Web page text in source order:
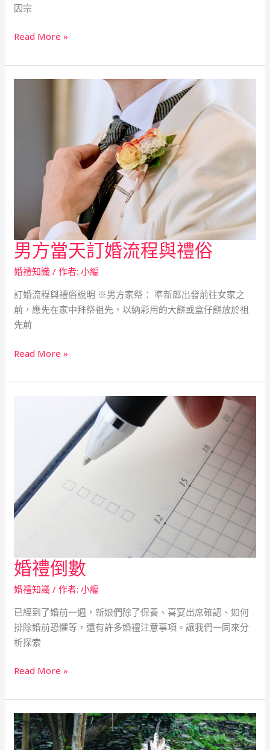
因宗
多
Read More »
男方當天訂婚流程與禮俗
婚禮知識 / 作者:小編
訂婚流程與禮俗說明 ※男方家祭： 準新郎出發前往女家之
前，應先在家中拜祭祖先，以納彩用的大餅或盒仔餅放於祖
先前
男
方
當
天
訂
婚
程
禮
Read More »
婚禮倒數
婚禮知識 / 作者:小編
已經到了婚前一週，新娘們除了保養、喜宴出席確認、如何
排除婚前恐懼等，還有許多婚禮注意事項。讓我們一同來分
析探索
婚
禮
倒
數
Read More »